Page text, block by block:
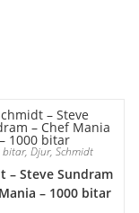
bitar, Djur, Schmidt
– Steve Sundram
– 1000 bitar